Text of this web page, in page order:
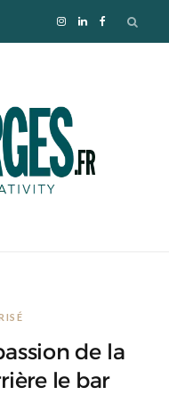
I
s
m
L
k
de la
le bar